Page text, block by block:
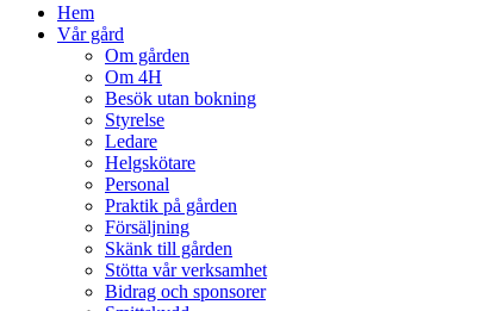
Hem
Vår gård
Om gården
Om 4H
Besök utan bokning
Styrelse
Ledare
Helgskötare
Personal
Praktik på gården
Försäljning
Skänk till gården
Stötta vår verksamhet
Bidrag och sponsorer